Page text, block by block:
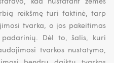
reikšmę turi faktinė, tarp
tvarka, o jos pakeitimas
Dėl to, šalis, kuri
tvarkos nustatymo,